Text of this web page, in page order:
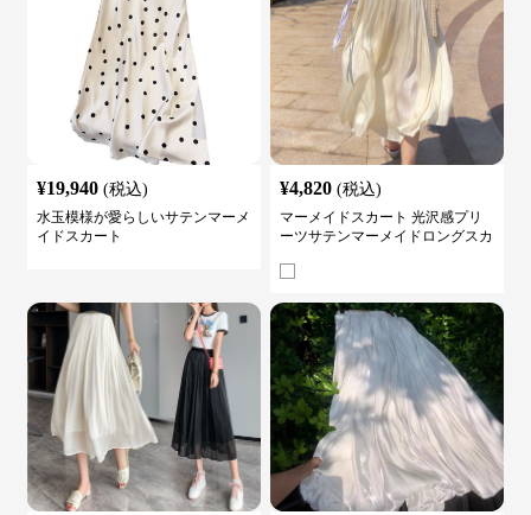
¥19,940 (税込)
水玉模様が愛らしいサテンマーメ
イドスカート
¥4,820 (税込)
マーメイドスカート 光沢感プリ
ーツサテンマーメイドロングスカ